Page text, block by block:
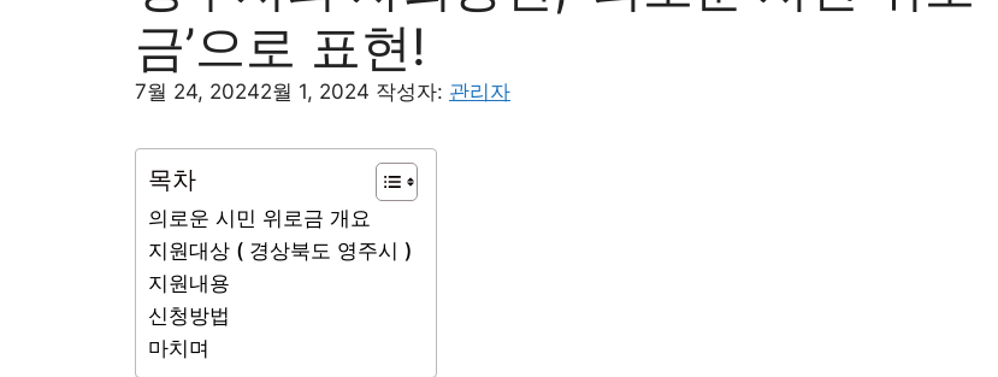
금’으로 표현!
7월 24, 20242월 1, 2024 작성자: 관리자
목차
의로운 시민 위로금 개요
지원대상 ( 경상북도 영주시 )
지원내용
신청방법
마치며